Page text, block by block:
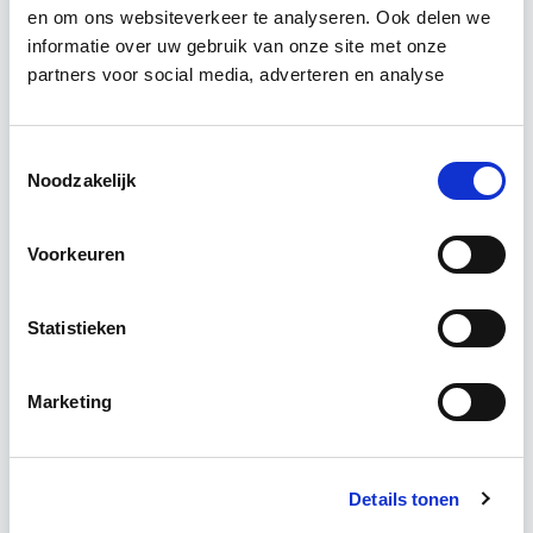
en om ons websiteverkeer te analyseren. Ook delen we
informatie over uw gebruik van onze site met onze
partners voor social media, adverteren en analyse
Noodzakelijk
Voorkeuren
Statistieken
Marketing
Details tonen
De opleiding Vastgoedmanagement biedt een
helder, integraal denk- en werkmodel om op
De…
Lees verder
Utrecht en/of Online
15 Lesdagen lesdag(en)